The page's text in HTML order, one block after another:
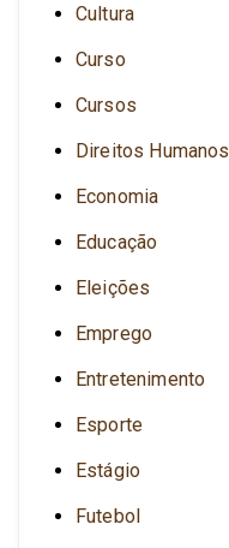
Cultura
Curso
Cursos
Direitos Humanos
Economia
Educação
Eleições
Emprego
Entretenimento
Esporte
Estágio
Futebol